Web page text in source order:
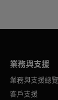
業務與支援
業務與支援總覽
客戶支援